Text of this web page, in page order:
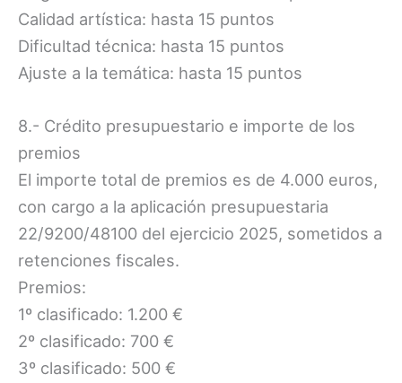
Calidad artística: hasta 15 puntos
Dificultad técnica: hasta 15 puntos
Ajuste a la temática: hasta 15 puntos
8.- Crédito presupuestario e importe de los
premios
El importe total de premios es de 4.000 euros,
con cargo a la aplicación presupuestaria
22/9200/48100 del ejercicio 2025, sometidos a
retenciones fiscales.
Premios:
1º clasificado: 1.200 €
2º clasificado: 700 €
3º clasificado: 500 €